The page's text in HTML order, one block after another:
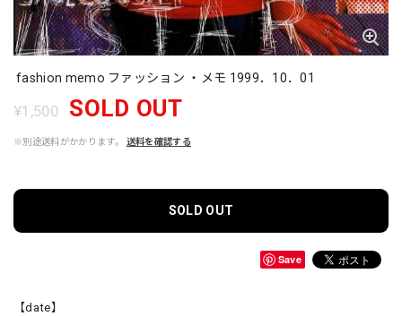
fashion memo ファッション ・メモ 1999．10．01
¥1,500 SOLD OUT
※別途送料がかかります。 送料を確認する
SOLD OUT
Save
【date】